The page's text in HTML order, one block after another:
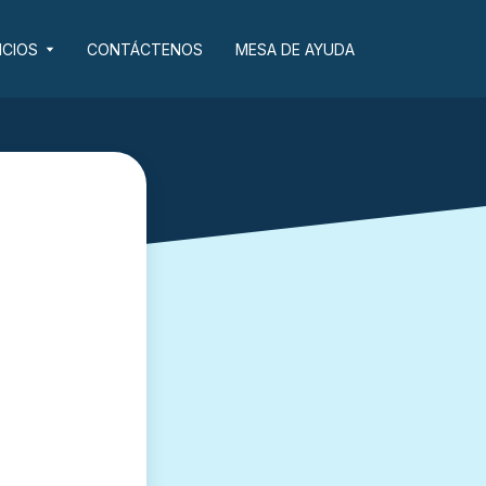
CONTÁCTENOS MESA DE AYUDA